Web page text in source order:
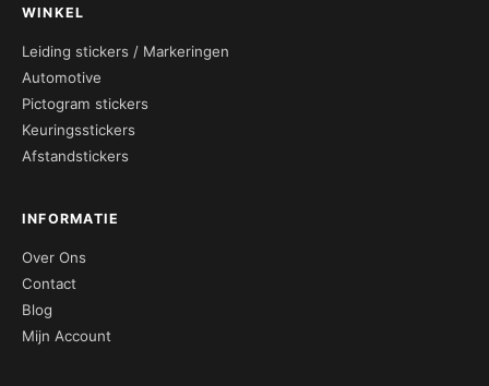
WINKEL
Leiding stickers / Markeringen
Automotive
Pictogram stickers
Keuringsstickers
Afstandstickers
INFORMATIE
Over Ons
Contact
Blog
Mijn Account